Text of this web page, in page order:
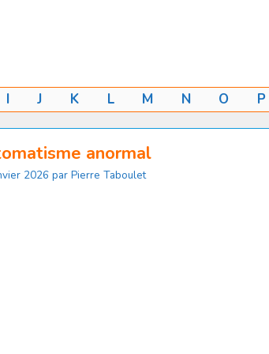
I J K L M N O P
anormal
2026 par Pierre Taboulet